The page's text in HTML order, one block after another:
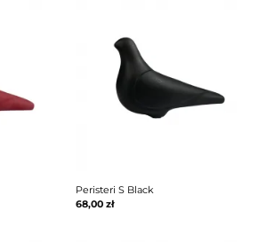
Peristeri S Black
68,00 zł